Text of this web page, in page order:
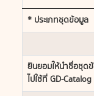
* ประเภทชุดข้อมูล
ยินยอมให้นำชื่อชุด
ไปใช้ที่ GD-Catalog